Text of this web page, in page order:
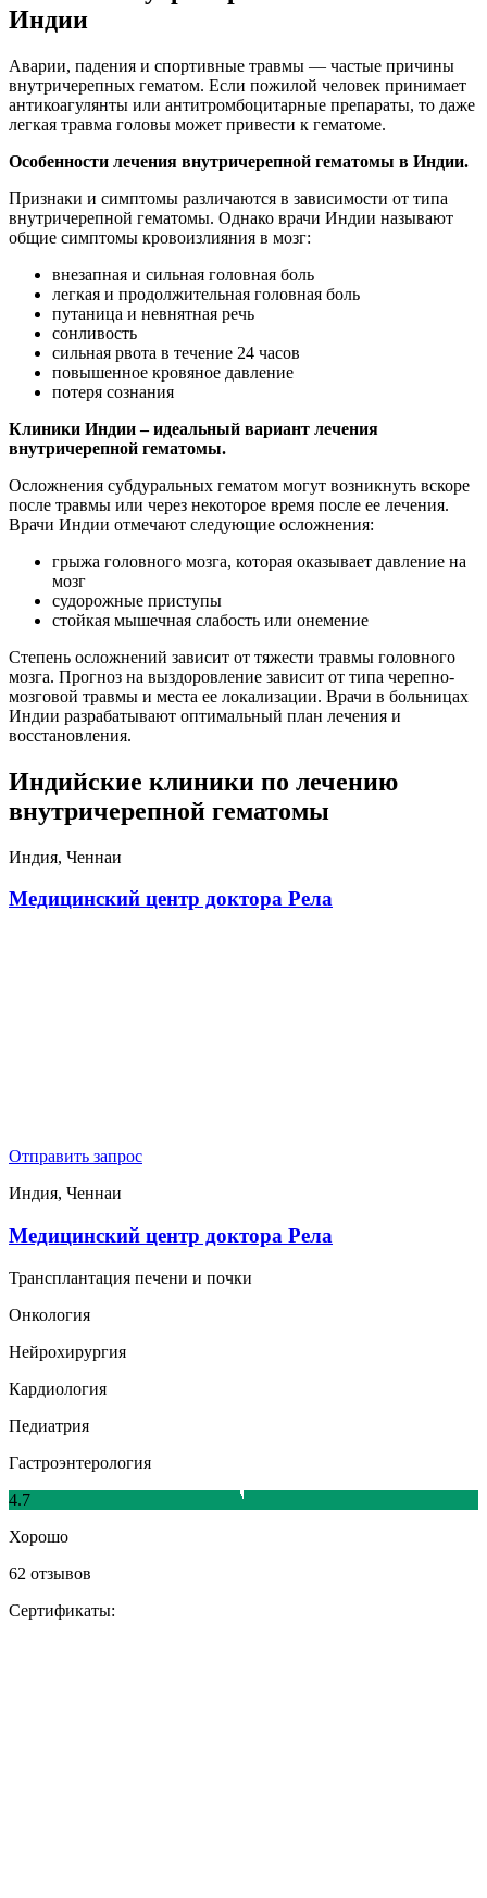
Индии
Аварии, падения и спортивные травмы — частые причины
внутричерепных гематом. Если пожилой человек принимает
антикоагулянты или антитромбоцитарные препараты, то даже
легкая травма головы может привести к гематоме.
Особенности лечения внутричерепной гематомы в Индии.
Признаки и симптомы различаются в зависимости от типа
внутричерепной гематомы. Однако врачи Индии называют
общие симптомы кровоизлияния в мозг:
внезапная и сильная головная боль
легкая и продолжительная головная боль
путаница и невнятная речь
сонливость
сильная рвота в течение 24 часов
повышенное кровяное давление
потеря сознания
Клиники Индии – идеальный вариант лечения
внутричерепной гематомы.
Осложнения субдуральных гематом могут возникнуть вскоре
после травмы или через некоторое время после ее лечения.
Врачи Индии отмечают следующие осложнения:
грыжа головного мозга, которая оказывает давление на
мозг
судорожные приступы
стойкая мышечная слабость или онемение
Степень осложнений зависит от тяжести травмы головного
мозга. Прогноз на выздоровление зависит от типа черепно-
мозговой травмы и места ее локализации. Врачи в больницах
Индии разрабатывают оптимальный план лечения и
восстановления.
Индийские клиники по лечению
внутричерепной гематомы
Индия, Ченнаи
Медицинский центр доктора Рела
Отправить запрос
Индия, Ченнаи
Медицинский центр доктора Рела
Трансплантация печени и почки
Онкология
Нейрохирургия
Кардиология
Педиатрия
Гастроэнтерология
4.7
Хорошо
62 отзывов
Сертификаты: